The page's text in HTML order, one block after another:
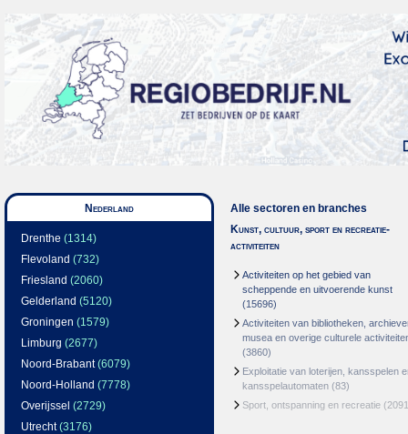
Nederland
Drenthe (1314)
Flevoland (732)
Friesland (2060)
Gelderland (5120)
Groningen (1579)
Limburg (2677)
Noord-Brabant(6079)
Noord-Holland (7778)
Overijssel (2729)
Utrecht(3176)
Alle sectoren en branches
Kunst, cultuur, sport en recreatie-
activiteiten
Activiteiten op het gebied van
scheppende en uitvoerende kunst
(15696)
Activiteiten van bibliotheken,
musea en overige culturele
(3860)
Exploitatie van loterijen, kansspelen
kansspelautomaten (83)
Sport, ontspanning en recreatie